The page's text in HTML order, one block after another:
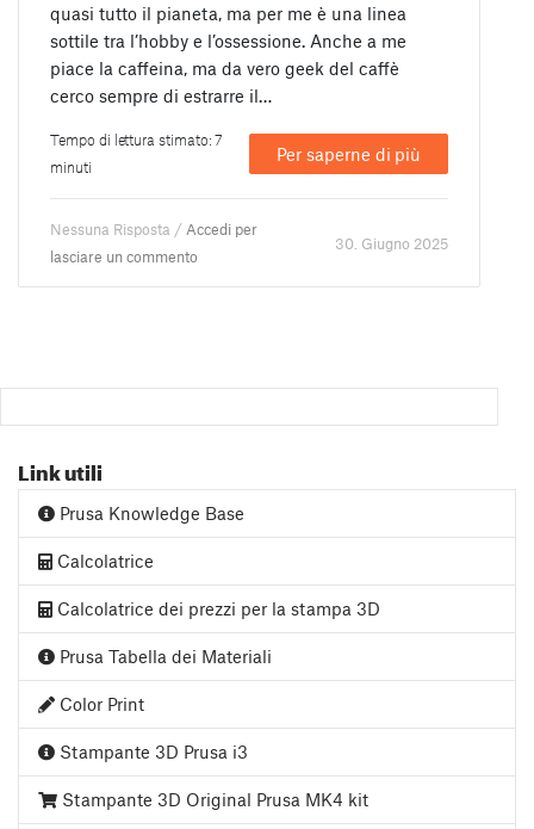
quasi tutto il pianeta, ma per me è una linea
sottile tra l’hobby e l’ossessione. Anche a me
piace la caffeina, ma da vero geek del caffè
cerco sempre di estrarre il…
Tempo di lettura stimato: 7
minuti
Per saperne di più
Nessuna Risposta /Accedi per
lasciare un commento
30. Giugno 2025
Link utili
Prusa Knowledge Base
Calcolatrice
Calcolatrice dei prezzi per la stampa 3D
Prusa Tabella dei Materiali
Color Print
Stampante 3D Prusa i3
Stampante 3D Original Prusa MK4 kit